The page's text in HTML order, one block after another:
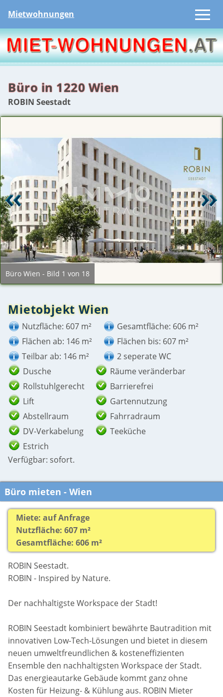
Mietwohnungen
Büro in 1220 Wien
ROBIN Seestadt
Büro Wien - Bild 1 von 18
Mietobjekt Wien
Nutzfläche: 607 m²
Gesamtfläche: 606 m²
Flächen ab: 146 m²
Flächen bis: 607 m²
Teilbar ab: 146 m²
2 seperate WC
Dusche
Räume veränderbar
Rollstuhlgerecht
Barrierefrei
Lift
Gartennutzung
Abstellraum
Fahrradraum
DV-Verkabelung
Teeküche
Estrich
Verfügbar: sofort.
Büro mieten - Wien
Miete: auf Anfrage
Nutzfläche: 607 m²
Gesamtfläche: 606 m²
ROBIN Seestadt.
ROBIN - Inspired by Nature.
Der nachhaltigste Workspace der Stadt!
ROBIN Seestadt kombiniert bewährte Bautradition mit
innovativen Low-Tech-Lösungen und bietet in diesem
neuen umweltfreundlichen & kosteneffizienten
Ensemble den nachhaltigsten Workspace der Stadt.
Das energieautarke Gebäude kommt ganz ohne
Kosten für Heizung- & Kühlung aus. ROBIN Mieter